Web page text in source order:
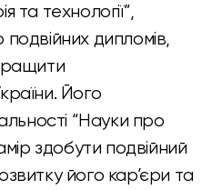
та технології”,
дипломів,
Його
“Науки про
здобути подвійний
його кар’єри та